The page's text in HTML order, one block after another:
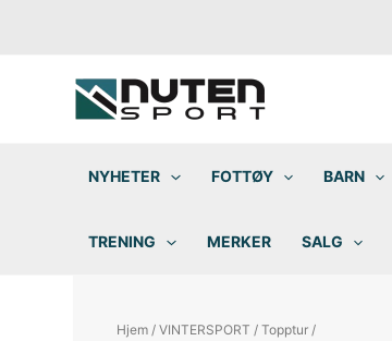
NYHETER FOTTØY BARN
TRENING MERKER SALG
Hjem /VINTERSPORT /Topptur /